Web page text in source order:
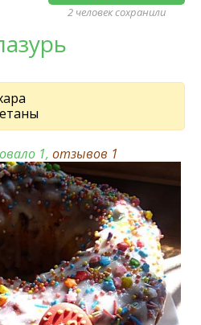
2 человек сохранили
1, отзывов 1